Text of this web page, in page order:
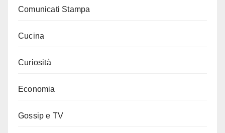
Comunicati Stampa
Cucina
Curiosità
Economia
Gossip e TV